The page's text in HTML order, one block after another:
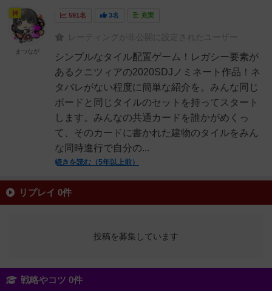
591名 3名 充実
レーティングが非公開に設定されたユーザー
シンプルなタイル配置ゲーム！レガシー要素が
あるクニツィアの2020SDJノミネート作品！ネ
タバレがない程度に簡単な紹介を。みんな同じ
ボードと同じタイルのセットを持ってスタート
します。みんなの共通カードを誰かがめくっ
て、そのカードに書かれた建物のタイルをみん
な同時進行で自分の...
続きを読む（5年以上前）
神
まつなが
リプレイ 0件
投稿を募集しています
戦略やコツ 0件